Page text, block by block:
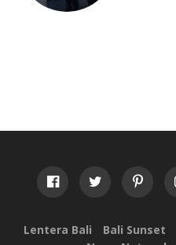
Lentera Bali Bali Sunset